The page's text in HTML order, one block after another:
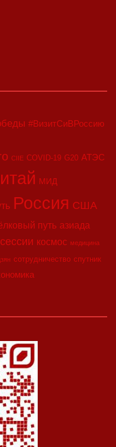
#ВизитСиВРоссию
CIIE COVID-19 G20 АТЭС
МИД
Россия США
путь азиада
космос медицина
сотрудничество спутник